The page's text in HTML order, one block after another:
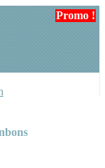
Promo !
Promo !